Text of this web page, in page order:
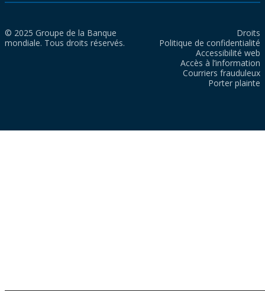
© 2025 Groupe de la Banque
mondiale. Tous droits réservés.
Droits
Politique de confidentialité
Accessibilité web
Accès à l’information
Courriers frauduleux
Porter plainte